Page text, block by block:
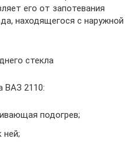
его от запотевания
находящегося с наружной
стекла
ВАЗ 2110:
подогрев;
ней;